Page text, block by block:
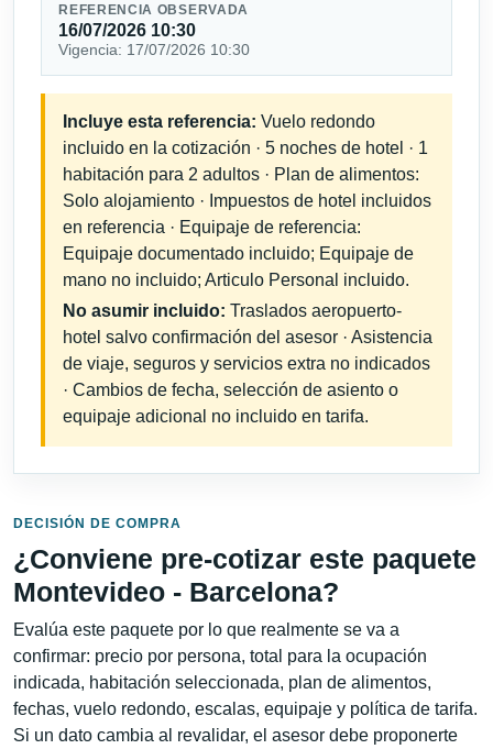
REFERENCIA OBSERVADA
16/07/2026 10:30
Vigencia: 17/07/2026 10:30
Incluye esta referencia: Vuelo redondo
incluido en la cotización · 5 noches de hotel · 1
habitación para 2 adultos · Plan de alimentos:
Solo alojamiento · Impuestos de hotel incluidos
en referencia · Equipaje de referencia:
Equipaje documentado incluido; Equipaje de
mano no incluido; Articulo Personal incluido.
No asumir incluido: Traslados aeropuerto-
hotel salvo confirmación del asesor · Asistencia
de viaje, seguros y servicios extra no indicados
· Cambios de fecha, selección de asiento o
equipaje adicional no incluido en tarifa.
DECISIÓN DE COMPRA
¿Conviene pre-cotizar este paquete
Montevideo - Barcelona?
Evalúa este paquete por lo que realmente se va a
confirmar: precio por persona, total para la ocupación
indicada, habitación seleccionada, plan de alimentos,
fechas, vuelo redondo, escalas, equipaje y política de tarifa.
Si un dato cambia al revalidar, el asesor debe proponerte